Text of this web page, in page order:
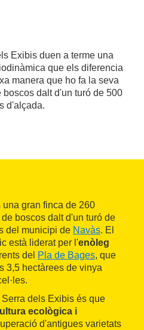
Exibis duen a terme una
que els diferencia
manera que ho fa la seva
dalt d'un turó de 500
d'alçada.
gran finca de 260
boscos dalt d'un turó de
del municipi de Navàs. El
està liderat per l'enòleg
del Pla de Bages, que
3,5 hectàrees de vinya
dels Exibis és que
ecològica i
d'antigues varietats